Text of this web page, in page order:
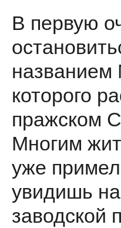
В первую
названием
которого
пражском
Многим
уже
увидишь
заводской